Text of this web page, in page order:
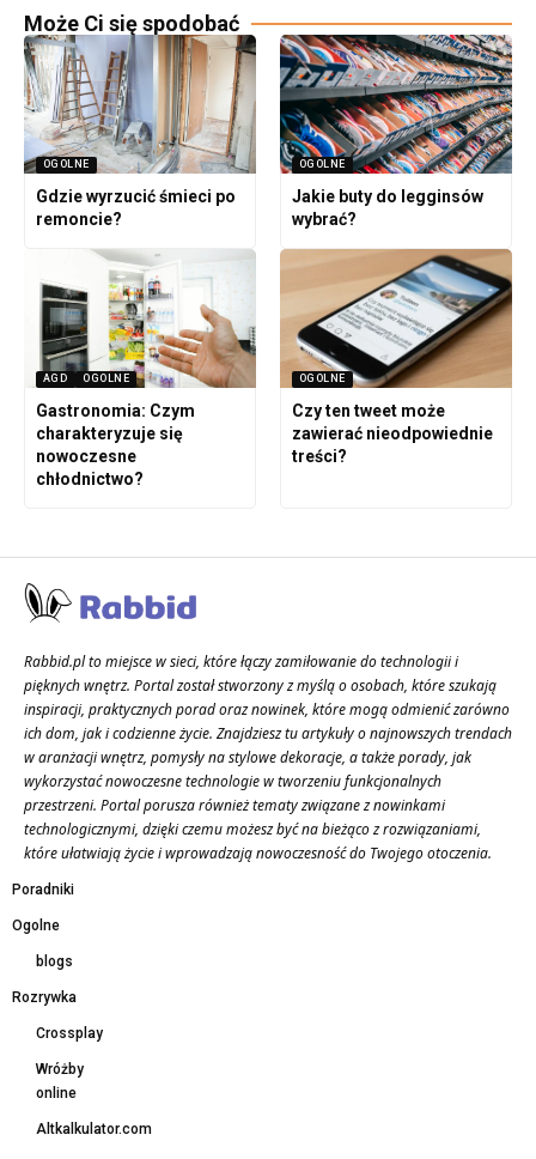
Może Ci się spodobać
OGOLNE
Gdzie wyrzucić śmieci po
remoncie?
OGOLNE
Jakie buty do legginsów
wybrać?
AGD OGOLNE
Gastronomia: Czym
charakteryzuje się
nowoczesne
chłodnictwo?
OGOLNE
Czy ten tweet może
zawierać nieodpowiednie
treści?
Rabbid.pl to miejsce w sieci, które łączy zamiłowanie do technologii i
pięknych wnętrz. Portal został stworzony z myślą o osobach, które szukają
inspiracji, praktycznych porad oraz nowinek, które mogą odmienić zarówno
ich dom, jak i codzienne życie. Znajdziesz tu artykuły o najnowszych trendach
w aranżacji wnętrz, pomysły na stylowe dekoracje, a także porady, jak
wykorzystać nowoczesne technologie w tworzeniu funkcjonalnych
przestrzeni. Portal porusza również tematy związane z nowinkami
technologicznymi, dzięki czemu możesz być na bieżąco z rozwiązaniami,
które ułatwiają życie i wprowadzają nowoczesność do Twojego otoczenia.
Poradniki
Ogolne
blogs
Rozrywka
Crossplay
Wróżby
online
Altkalkulator.com